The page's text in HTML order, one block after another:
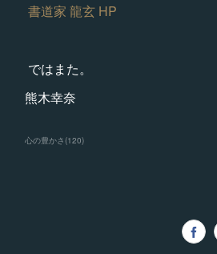
書道家 龍玄 HP
ではまた。
熊木幸奈
心の豊かさ (120)